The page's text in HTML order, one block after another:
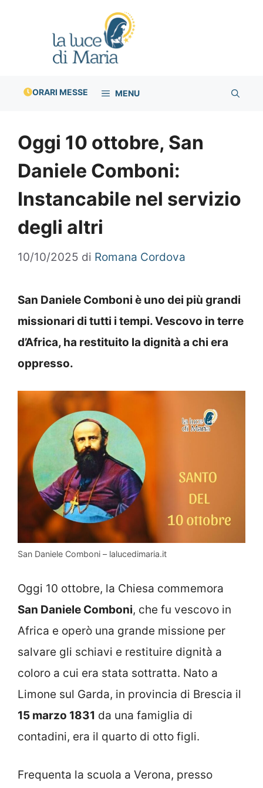
ORARI MESSE MENU
Oggi 10 ottobre, San
Daniele Comboni:
Instancabile nel servizio
degli altri
10/10/2025 di Romana Cordova
San Daniele Comboni è uno dei più grandi
missionari di tutti i tempi. Vescovo in terre
d’Africa, ha restituito la dignità a chi era
oppresso.
San Daniele Comboni – lalucedimaria.it
Oggi 10 ottobre, la Chiesa commemora
San Daniele Comboni, che fu vescovo in
Africa e operò una grande missione per
salvare gli schiavi e restituire dignità a
coloro a cui era stata sottratta. Nato a
Limone sul Garda, in provincia di Brescia il
15 marzo 1831 da una famiglia di
contadini, era il quarto di otto figli.
Frequenta la scuola a Verona, presso